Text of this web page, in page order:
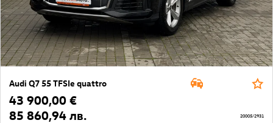
Audi Q7 55 TFSIe quattro
43 900,00 €
85 860,94 лв.
20005/2931